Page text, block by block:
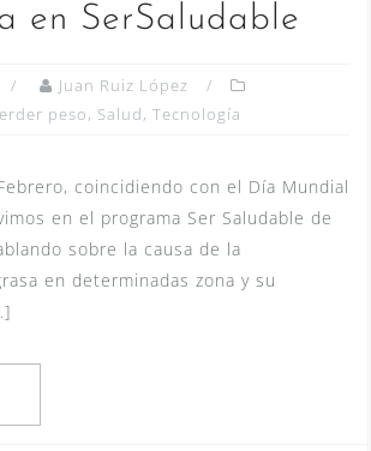
en SerSaludable
Juan Ruiz López
peso, Salud, Tecnología
coincidiendo con el Día Mundial
en el programa Ser Saludable de
sobre la causa de la
en determinadas zona y su